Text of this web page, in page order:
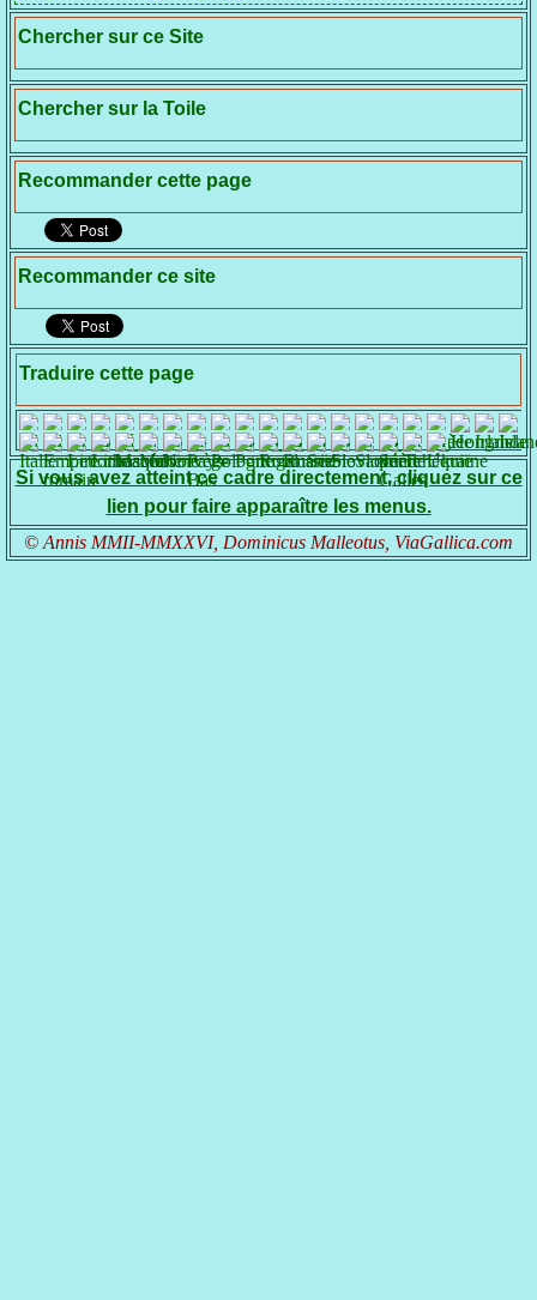
Chercher sur ce Site
Chercher sur la Toile
Recommander cette page
Recommander ce site
Traduire cette page
Si vous avez atteint ce cadre directement, cliquez sur ce
lien pour faire apparaître les menus.
© Annis MMII-MMXXVI, Dominicus Malleotus, ViaGallica.com